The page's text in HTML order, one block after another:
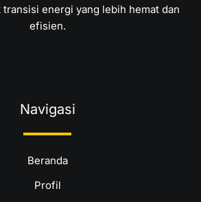
energi yang lebih hemat dan
efisien.
Navigasi
Beranda
Profil